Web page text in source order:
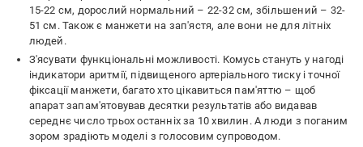
15-22 см, дорослий нормальний – 22-32 см, збільшений – 32-
51 см. Також є манжети на зап'ястя, але вони не для літніх
людей.
З'ясувати функціональні можливості. Комусь стануть у нагоді
індикатори аритмії, підвищеного артеріального тиску і точної
фіксації манжети, багато хто цікавиться пам'яттю – щоб
апарат запам'ятовував десятки результатів або видавав
середнє число трьох останніх за 10 хвилин. А люди з поганим
зором зрадіють моделі з голосовим супроводом.